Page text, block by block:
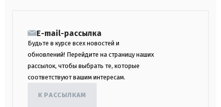
E-mail-рассылка
Будьте в курсе всех новостей и
обновлений! Перейдите на страницу наших
рассылок, чтобы выбрать те, которые
соответствуют вашим интересам.
К РАССЫЛКАМ